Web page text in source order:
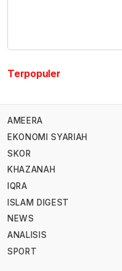
Terpopuler
AMEERA
EKONOMI SYARIAH
SKOR
KHAZANAH
IQRA
ISLAM DIGEST
NEWS
ANALISIS
SPORT